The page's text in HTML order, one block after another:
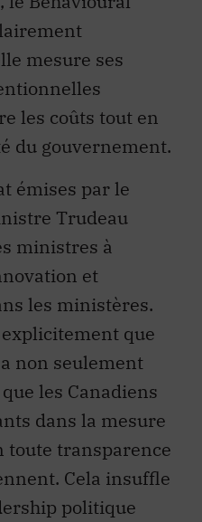
mesure ses
les coûts tout en
du gouvernement.
émises par le
Trudeau
ministres à
et
les ministères.
que
non seulement
les Canadiens
dans la mesure
toute transparence
Cela insuffle
politique